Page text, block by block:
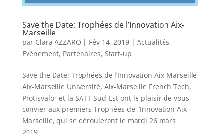
Save the Date: Trophées de l’Innovation Aix-
Marseille
par Clara AZZARO | Fév 14, 2019| Actualités,
Evénement, Partenaires, Start-up
Save the Date: Trophées de l’Innovation Aix-Marseille
Aix-Marseille Université, Aix-Marseille French Tech,
Protisvalor et la SATT Sud-Est ont le plaisir de vous
convier aux premiers Trophées de l’Innovation Aix-
Marseille, qui se dérouleront le mardi 26 mars
2019...